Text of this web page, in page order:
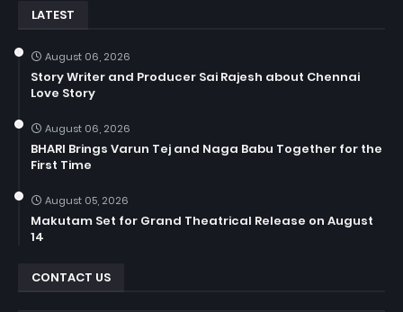
LATEST
August 06, 2026
Story Writer and Producer Sai Rajesh about Chennai
Love Story
August 06, 2026
BHARI Brings Varun Tej and Naga Babu Together for the
First Time
August 05, 2026
Makutam Set for Grand Theatrical Release on August
14
CONTACT US